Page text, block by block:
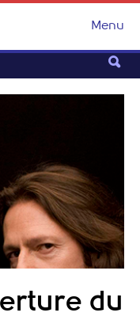
Menu
du